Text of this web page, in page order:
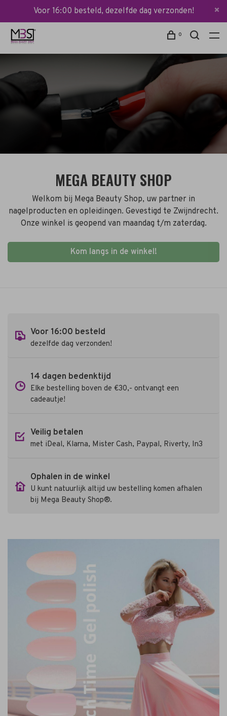
Voor 16:00 besteld, dezelfde dag verzonden!
0
MEGA BEAUTY SHOP
Welkom bij Mega Beauty Shop, uw partner in
nagelproducten en opleidingen. Gevestigd te Zwijndrecht.
Onze winkel is geopend van maandag t/m zaterdag.
Kom langs in de winkel!
Voor 16:00 besteld
dezelfde dag verzonden!
14 dagen bedenktijd
Elke bestelling boven de €30,- ontvangt een
cadeautje!
Veilig betalen
met iDeal, Klarna, Mister Cash, Paypal, Riverty, In3
Ophalen in de winkel
U kunt natuurlijk altijd uw bestelling komen afhalen
bij Mega Beauty Shop®.